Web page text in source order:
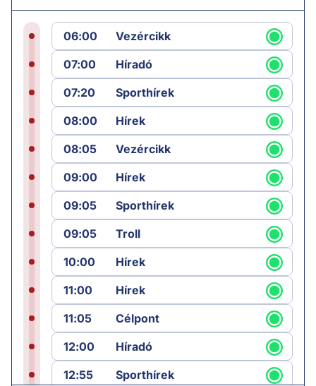
06:00
Vezércikk
07:00
Híradó
07:20
Sporthírek
08:00
Hírek
08:05
Vezércikk
09:00
Hírek
09:05
Sporthírek
09:05
Troll
10:00
Hírek
11:00
Hírek
11:05
Célpont
12:00
Híradó
12:55
Sporthírek